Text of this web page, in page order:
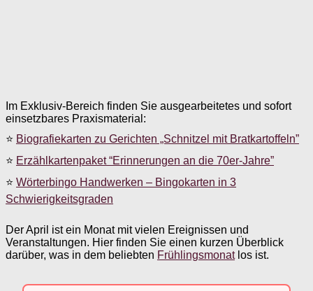
Im Exklusiv-Bereich finden Sie ausgearbeitetes und sofort
einsetzbares Praxismaterial:
⭐ Biografiekarten zu Gerichten „Schnitzel mit Bratkartoffeln”
⭐ Erzählkartenpaket “Erinnerungen an die 70er-Jahre”
⭐ Wörterbingo Handwerken – Bingokarten in 3
Schwierigkeitsgraden
Der April ist ein Monat mit vielen Ereignissen und
Veranstaltungen. Hier finden Sie einen kurzen Überblick
darüber, was in dem beliebten Frühlingsmonatlos ist.